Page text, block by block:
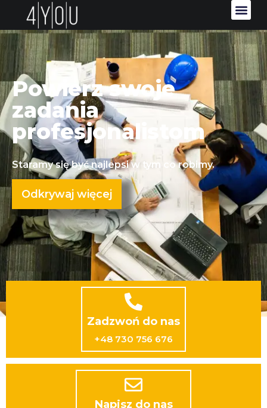
Powierz swoje
zadania
profesjonalistom
Staramy się być najlepsi w tym co robimy.
Odkrywaj więcej
Zadzwoń do nas
+48 730 756 676
Napisz do nas